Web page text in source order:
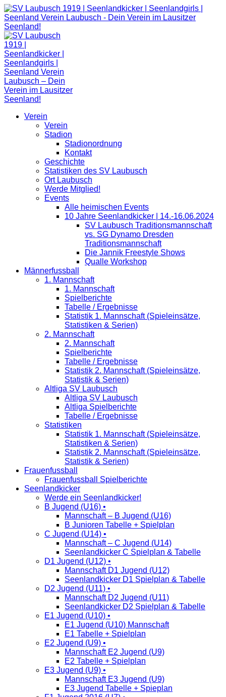
Zum
Inhalt
springen
Verein
Verein
Stadion
Stadionordnung
Kontakt
Geschichte
Statistiken des SV Laubusch
Ort Laubusch
Werde Mitglied!
Events
Alle heimischen Events
10 Jahre Seenlandkicker | 14.-16.06.2024
SV Laubusch Traditionsmannschaft
vs. SG Dynamo Dresden
Traditionsmannschaft
Die Jannik Freestyle Shows
Qualle Workshop
Männerfussball
1. Mannschaft
1. Mannschaft
Spielberichte
Tabelle / Ergebnisse
Statistik 1. Mannschaft (Spieleinsätze,
Statistiken & Serien)
2. Mannschaft
2. Mannschaft
Spielberichte
Tabelle / Ergebnisse
Statistik 2. Mannschaft (Spieleinsätze,
Statistik & Serien)
Altliga SV Laubusch
Altliga SV Laubusch
Altliga Spielberichte
Tabelle / Ergebnisse
Statistiken
Statistik 1. Mannschaft (Spieleinsätze,
Statistiken & Serien)
Statistik 2. Mannschaft (Spieleinsätze,
Statistik & Serien)
Frauenfussball
Frauenfussball Spielberichte
Seenlandkicker
Werde ein Seenlandkicker!
B Jugend (U16) •
Mannschaft – B Jugend (U16)
B Junioren Tabelle + Spielplan
C Jugend (U14) •
Mannschaft – C Jugend (U14)
Seenlandkicker C Spielplan & Tabelle
D1 Jugend (U12) •
Mannschaft D1 Jugend (U12)
Seenlandkicker D1 Spielplan & Tabelle
D2 Jugend (U11) •
Mannschaft D2 Jugend (U11)
Seenlandkicker D2 Spielplan & Tabelle
E1 Jugend (U10) •
E1 Jugend (U10) Mannschaft
E1 Tabelle + Spielplan
E2 Jugend (U9) •
Mannschaft E2 Jugend (U9)
E2 Tabelle + Spielplan
E3 Jugend (U9) •
Mannschaft E3 Jugend (U9)
E3 Jugend Tabelle + Spieplan